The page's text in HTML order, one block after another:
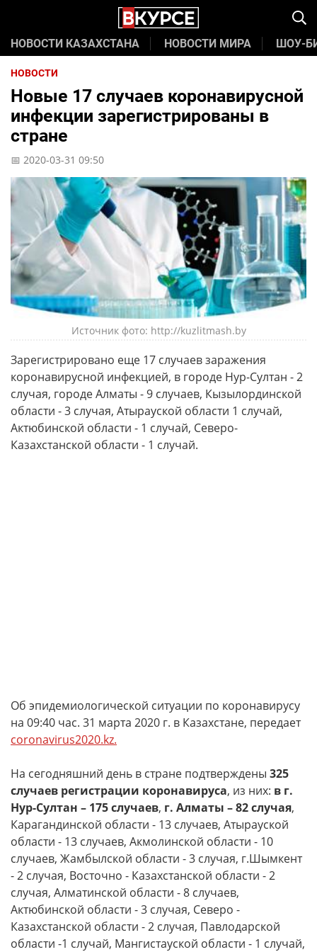
НОВОСТИ КАЗАХСТАНА НОВОСТИ МИРА ШОУ-
НОВОСТИ
Новые 17 случаев коронавирусной
инфекции зарегистрированы в
стране
📅 2020-03-31 09:50
Источник фото: http://kuzlitmash.by
Зарегистрировано еще 17 случаев заражения
коронавирусной инфекцией, в городе Нур-Султан - 2
случая, городе Алматы - 9 случаев, Кызылординской
области - 3 случая, Атырауской области 1 случай,
Актюбинской области - 1 случай, Северо-
Казахстанской области - 1 случай.
Об эпидемиологической ситуации по коронавирусу
на 09:40 час. 31 марта 2020 г. в Казахстане, передает
coronavirus2020.kz.
На сегодняшний день в стране подтверждены 325
случаев регистрации коронавируса, из них: в г.
Нур-Султан – 175 случаев, г. Алматы – 82 случая,
Карагандинской области - 13 случаев, Атырауской
области - 13 случаев, Акмолинской области - 10
случаев, Жамбылской области - 3 случая, г.Шымкент
- 2 случая, Восточно - Казахстанской области - 2
случая, Алматинской области - 8 случаев,
Актюбинской области - 3 случая, Северо -
Казахстанской области - 2 случая, Павлодарской
области -1 случай, Мангистауской области - 1 случай,